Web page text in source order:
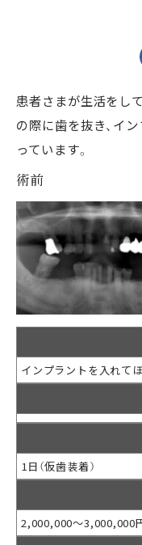
患者さまが生活をし
の際に歯を抜き、イ
っています。
術前
インプラントを入れて
1日（仮歯装着）
2,000,000～3,000,000
よくあるご質問
インプラント説明会
新着情報